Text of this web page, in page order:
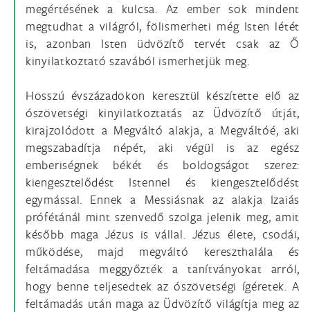
megértésének a kulcsa. Az ember sok mindent
megtudhat a világról, fölismerheti még Isten létét
is, azonban Isten üdvözítő tervét csak az Ő
kinyilatkoztató szavából ismerhetjük meg.
Hosszú évszázadokon keresztül készítette elő az
ószövetségi kinyilatkoztatás az Üdvözítő útját,
kirajzolódott a Megváltó alakja, a Megváltóé, aki
megszabadítja népét, aki végül is az egész
emberiségnek békét és boldogságot szerez:
kiengesztelődést Istennel és kiengesztelődést
egymással. Ennek a Messiásnak az alakja Izaiás
prófétánál mint szenvedő szolga jelenik meg, amit
később maga Jézus is vállal. Jézus élete, csodái,
működése, majd megváltó kereszthalála és
feltámadása meggyőzték a tanítványokat arról,
hogy benne teljesedtek az ószövetségi ígéretek. A
feltámadás után maga az Üdvözítő világítja meg az